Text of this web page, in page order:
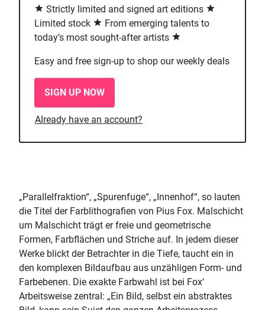
Strictly limited and signed art editions
Limited stock
From emerging talents to
today’s most sought-after artists
Easy and free sign-up to shop our weekly deals
SIGN UP NOW
Already have an account?
„Parallelfraktion“, „Spurenfuge“, „Innenhof“, so lauten
die Titel der Farblithografien von Pius Fox. Malschicht
um Malschicht trägt er freie und geometrische
Formen, Farbflächen und Striche auf. In jedem dieser
Werke blickt der Betrachter in die Tiefe, taucht ein in
den komplexen Bildaufbau aus unzähligen Form- und
Farbebenen. Die exakte Farbwahl ist bei Fox‘
Arbeitsweise zentral: „Ein Bild, selbst ein abstraktes